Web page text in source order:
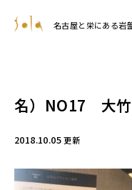
名古屋と栄にある岩
名）NO17 大
2018.10.05更新